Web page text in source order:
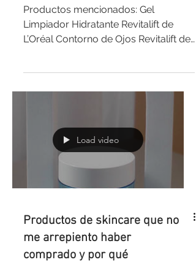
Productos mencionados: Gel
Limpiador Hidratante Revitalift de
L’Oréal Contorno de Ojos Revitalift de
Load video
Productos de skincare que no
me arrepiento haber
comprado y por qué